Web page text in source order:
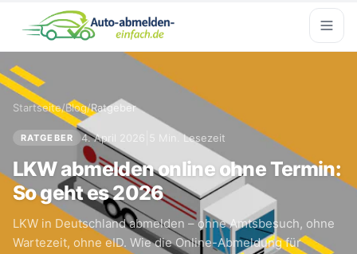
Startseite/Blog/Ratgeber
RATGEBER 4. April 2026 5 Min. Lesezeit
LKW abmelden online ohne Termin:
So geht es 2026
LKW in Deutschland abmelden – ohne Amtsbesuch, ohne
Wartezeit, ohne eID. Wie die Online-Abmeldung für